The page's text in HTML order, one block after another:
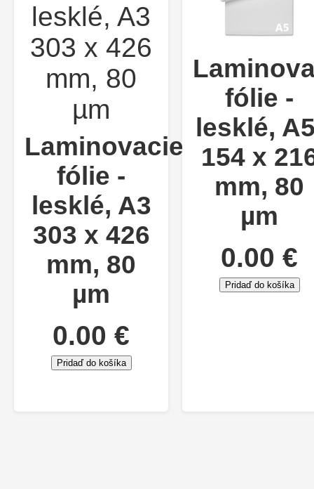
Laminovacie
fólie -
lesklé, A3
303 x 426
mm, 80
µm
0.00 €
Pridaď do košíka
fólie -
lesklé,
154 x
mm, 80
µm
0.00 €
Pridaď do košíka